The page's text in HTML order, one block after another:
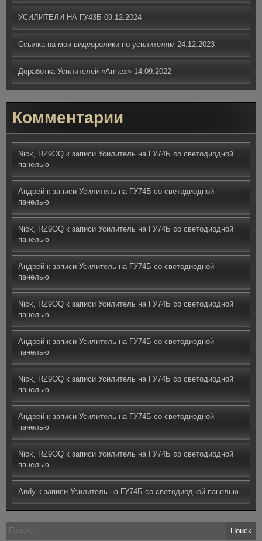
УСИЛИТЕЛИ НА ГУ43Б 09.12.2024
Ссылка на мои видеоролики по усилителям 24.12.2023
Доработка Усилителей «Amtex» 14.09.2022
Комментарии
Nick, RZ9OQ к записи Усилитель на ГУ74Б со светодиодной
панелью
Андрей к записи Усилитель на ГУ74Б со светодиодной
панелью
Nick, RZ9OQ к записи Усилитель на ГУ74Б со светодиодной
панелью
Андрей к записи Усилитель на ГУ74Б со светодиодной
панелью
Nick, RZ9OQ к записи Усилитель на ГУ74Б со светодиодной
панелью
Андрей к записи Усилитель на ГУ74Б со светодиодной
панелью
Nick, RZ9OQ к записи Усилитель на ГУ74Б со светодиодной
панелью
Андрей к записи Усилитель на ГУ74Б со светодиодной
панелью
Nick, RZ9OQ к записи Усилитель на ГУ74Б со светодиодной
панелью
Andy к записи Усилитель на ГУ74Б со светодиодной панелью
Найти: